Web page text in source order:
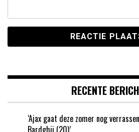
RECENTE
‘Ajax gaat deze zomer nog
Bardghji (20)’